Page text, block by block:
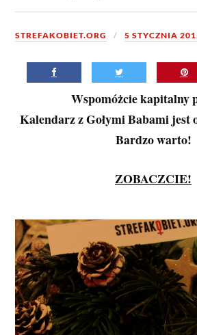
STREFAKOBIET.ORG 5 STYCZNIA
Wspomóżcie kapitalny
Kalendarz z Gołymi Babami jest
Bardzo warto!
ZOBACZCIE!